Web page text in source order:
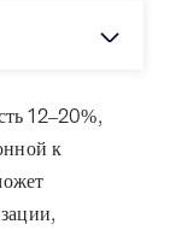
12–20%,
к